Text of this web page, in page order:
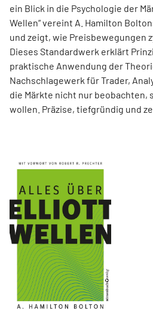
ein Blick in die Psychologie der
Wellen“ vereint A. Hamilton
und zeigt, wie Preisbewegungen
Dieses Standardwerk erklärt
praktische Anwendung der
Nachschlagewerk für Trader,
die Märkte nicht nur beobachten,
wollen. Präzise, tiefgründig und